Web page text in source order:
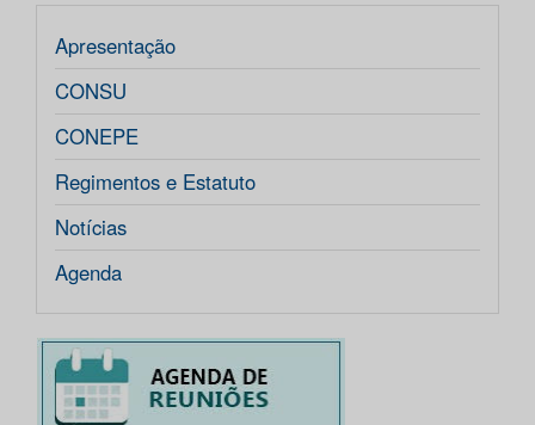
Apresentação
CONSU
CONEPE
Regimentos e Estatuto
Notícias
Agenda